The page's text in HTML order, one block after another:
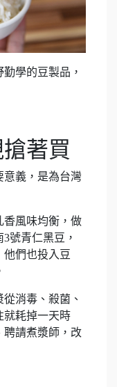
學的豆製品，
著買
意義，是為台灣
香風味均衡，做
號青仁黑豆，
們也投入豆
消毒、殺菌、
就耗掉一天時
聘請煮漿師，改